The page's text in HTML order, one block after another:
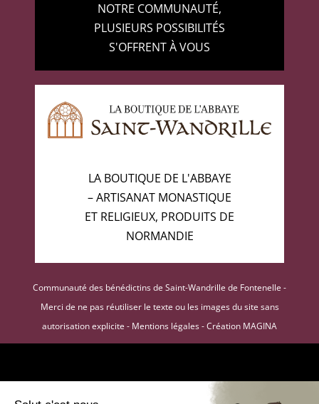
NOTRE COMMUNAUTÉ,
PLUSIEURS POSSIBILITÉS
S'OFFRENT À VOUS
LA BOUTIQUE DE L'ABBAYE
– ARTISANAT MONASTIQUE
ET RELIGIEUX, PRODUITS DE
NORMANDIE
Communauté des bénédictins de Saint-Wandrille de Fontenelle -
Merci de ne pas réutiliser le texte ou les images du site sans
autorisation explicite - Mentions légales-Création MAGINA